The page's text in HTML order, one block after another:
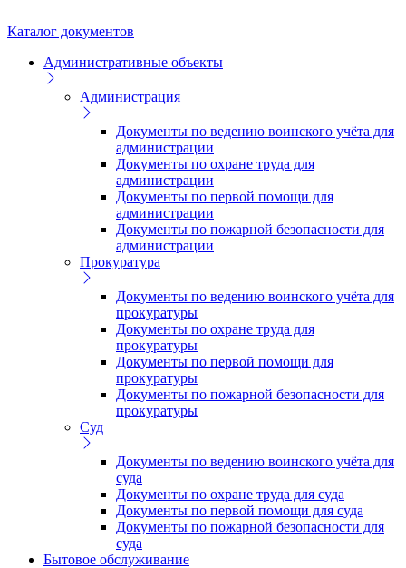
Каталог документов
Административные объекты
Администрация
Документы по ведению воинского учёта для
администрации
Документы по охране труда для
администрации
Документы по первой помощи для
администрации
Документы по пожарной безопасности для
администрации
Прокуратура
Документы по ведению воинского учёта для
прокуратуры
Документы по охране труда для
прокуратуры
Документы по первой помощи для
прокуратуры
Документы по пожарной безопасности для
прокуратуры
Суд
Документы по ведению воинского учёта для
суда
Документы по охране труда для суда
Документы по первой помощи для суда
Документы по пожарной безопасности для
суда
Бытовое обслуживание